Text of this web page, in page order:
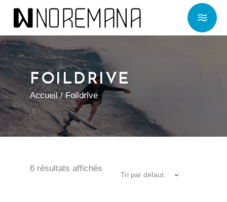
FOILDRIVE
Accueil/ Foildrive
6 résultats affichés
Tri par défaut